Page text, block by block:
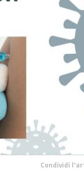
Condividi